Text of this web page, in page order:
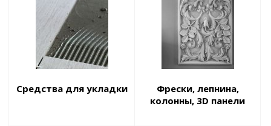
Средства для укладки
Фрески, лепнина,
колонны, 3D панели